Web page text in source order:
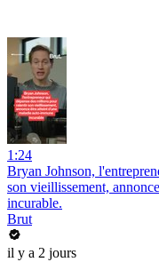
1:24
Bryan Johnson,
son vieillissement,
incurable.
Brut
il y a 2 jours